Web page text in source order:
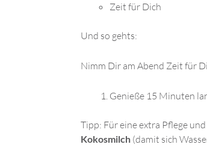
Zeit für Dich
Und so gehts:
Nimm Dir am Abend Zeit für
Genieße 15 Minuten
Tipp: Für eine extra Pflege
Kokosmilch (damit sich